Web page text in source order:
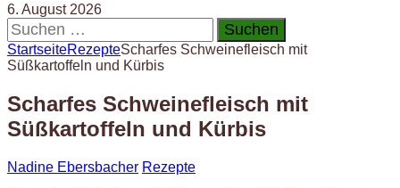
6. August 2026
Suchen
nach:
StartseiteRezepteScharfes Schweinefleisch mit
Süßkartoffeln und Kürbis
Scharfes Schweinefleisch mit
Süßkartoffeln und Kürbis
Nadine Ebersbacher Rezepte